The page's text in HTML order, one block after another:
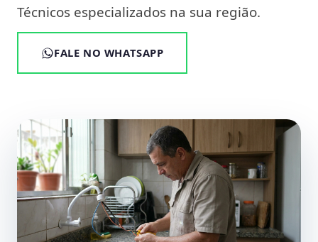
Técnicos especializados na sua região.
FALE NO WHATSAPP